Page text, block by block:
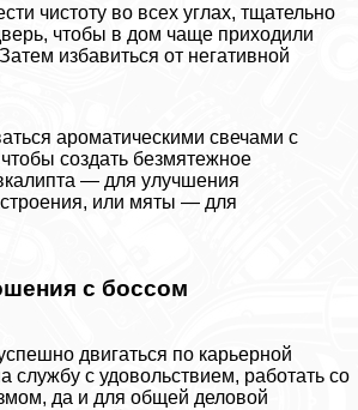
чистоту во всех углах, тщательно
чтобы в дом чаще приходили
избавиться от негативной
ароматическими свечами с
создать безмятежное
— для улучшения
или мяты — для
с боссом
двигаться по карьерной
службу с удовольствием, работать со
да и для общей деловой